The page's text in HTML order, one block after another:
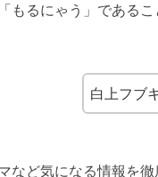
もるにゃう」である
白上フブ
など気になる情報を